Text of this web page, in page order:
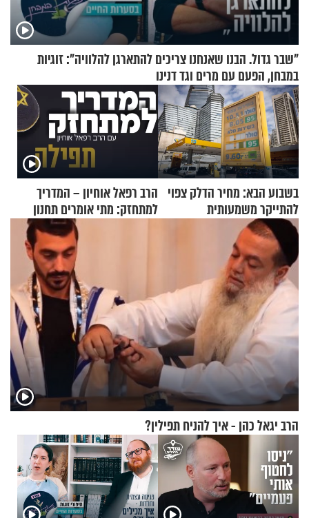
"שבר גדול. הבנו שאנחנו צריכים להתארגן להלוויה": זוגיות
במבחן, הפעם עם מרים וגד דנינו
בשבוע הבא: מחיר הדלק צפוי
להתייקר משמעותית
הרב רפאל אוחיון – המדריך
למתחזק: מתי אומרים תחנון
ואיך עולים לתורה?
הרב יגאל כהן - איך להניח תפילין?